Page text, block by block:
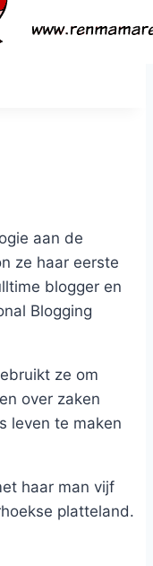
aan de
ze haar eerste
blogger en
Blogging
ze om
over zaken
leven te maken
haar man vijf
platteland.